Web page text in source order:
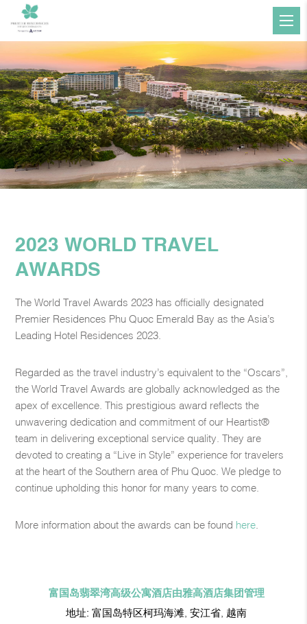
2023 WORLD TRAVEL
AWARDS
The World Travel Awards 2023 has officially designated
Premier Residences Phu Quoc Emerald Bay as the Asia’s
Leading Hotel Residences 2023.
Regarded as the travel industry’s equivalent to the “Oscars”,
the World Travel Awards are globally acknowledged as the
apex of excellence. This prestigious award reflects the
unwavering dedication and commitment of our Heartist®
team in delivering exceptional service quality. They are
devoted to creating a “Live in Style” experience for travelers
at the heart of the Southern area of Phu Quoc. We pledge to
continue upholding this honor for many years to come.
More information about the awards can be found here
富国岛翡翠湾高级公寓酒店由雅高酒店集团管理
地址: 富国岛特区柯玛海滩, 安江省, 越南